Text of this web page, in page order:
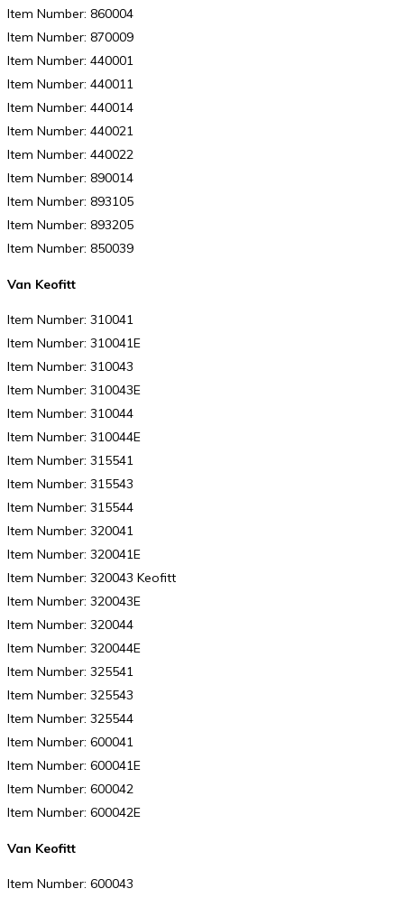
Item Number: 860004
Item Number: 870009
Item Number: 440001
Item Number: 440011
Item Number: 440014
Item Number: 440021
Item Number: 440022
Item Number: 890014
Item Number: 893105
Item Number: 893205
Item Number: 850039
Van Keofitt
Item Number: 310041
Item Number: 310041E
Item Number: 310043
Item Number: 310043E
Item Number: 310044
Item Number: 310044E
Item Number: 315541
Item Number: 315543
Item Number: 315544
Item Number: 320041
Item Number: 320041E
Item Number: 320043 Keofitt
Item Number: 320043E
Item Number: 320044
Item Number: 320044E
Item Number: 325541
Item Number: 325543
Item Number: 325544
Item Number: 600041
Item Number: 600041E
Item Number: 600042
Item Number: 600042E
Van Keofitt
Item Number: 600043